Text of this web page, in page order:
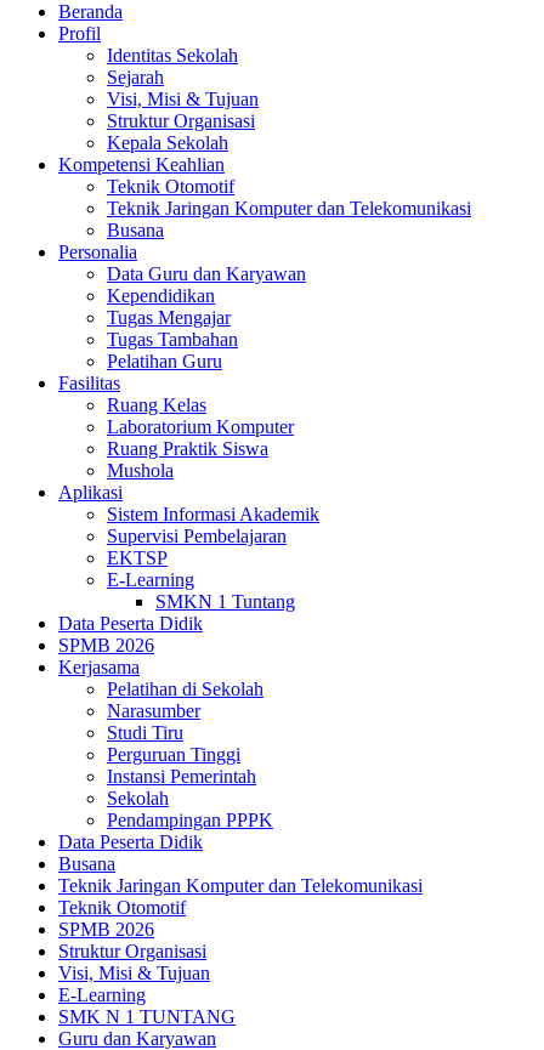
Beranda
Profil
Identitas Sekolah
Sejarah
Visi, Misi & Tujuan
Struktur Organisasi
Kepala Sekolah
Kompetensi Keahlian
Teknik Otomotif
Teknik Jaringan Komputer dan Telekomunikasi
Busana
Personalia
Data Guru dan Karyawan
Kependidikan
Tugas Mengajar
Tugas Tambahan
Pelatihan Guru
Fasilitas
Ruang Kelas
Laboratorium Komputer
Ruang Praktik Siswa
Mushola
Aplikasi
Sistem Informasi Akademik
Supervisi Pembelajaran
EKTSP
E-Learning
SMKN 1 Tuntang
Data Peserta Didik
SPMB 2026
Kerjasama
Pelatihan di Sekolah
Narasumber
Studi Tiru
Perguruan Tinggi
Instansi Pemerintah
Sekolah
Pendampingan PPPK
Data Peserta Didik
Busana
Teknik Jaringan Komputer dan Telekomunikasi
Teknik Otomotif
SPMB 2026
Struktur Organisasi
Visi, Misi & Tujuan
E-Learning
SMK N 1 TUNTANG
Guru dan Karyawan